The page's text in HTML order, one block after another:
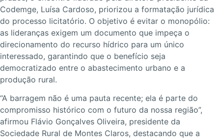
Codemge, Luísa Cardoso, priorizou a formatação jurídica
do processo licitatório. O objetivo é evitar o monopólio:
as lideranças exigem um documento que impeça o
direcionamento do recurso hídrico para um único
interessado, garantindo que o benefício seja
democratizado entre o abastecimento urbano e a
produção rural.
“A barragem não é uma pauta recente; ela é parte do
compromisso histórico com o futuro da nossa região”,
afirmou Flávio Gonçalves Oliveira, presidente da
Sociedade Rural de Montes Claros, destacando que a